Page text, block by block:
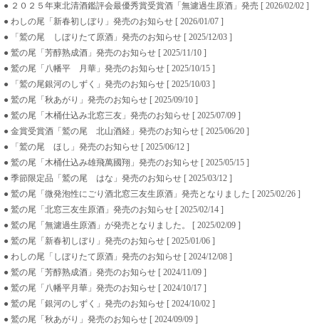
● ２０２５年東北清酒鑑評会最優秀賞受賞酒「無濾過生原酒」発売 [ 2026/02/02 ]
● わしの尾「新春初しぼり」発売のお知らせ [ 2026/01/07 ]
● 「鷲の尾 しぼりたて原酒」発売のお知らせ [ 2025/12/03 ]
● 鷲の尾「芳醇熟成酒」発売のお知らせ [ 2025/11/10 ]
● 鷲の尾「八幡平 月華」発売のお知らせ [ 2025/10/15 ]
● 「鷲の尾銀河のしずく」発売のお知らせ [ 2025/10/03 ]
● 鷲の尾「秋あがり」発売のお知らせ [ 2025/09/10 ]
● 鷲の尾「木桶仕込み北窓三友」発売のお知らせ [ 2025/07/09 ]
● 金賞受賞酒「鷲の尾 北山酒経」発売のお知らせ [ 2025/06/20 ]
● 「鷲の尾 ほし」発売のお知らせ [ 2025/06/12 ]
● 鷲の尾「木桶仕込み雄飛萬國翔」発売のお知らせ [ 2025/05/15 ]
● 季節限定品「鷲の尾 はな」発売のお知らせ [ 2025/03/12 ]
● 鷲の尾「微発泡性にごり酒北窓三友生原酒」発売となりました [ 2025/02/26 ]
● 鷲の尾「北窓三友生原酒」発売のお知らせ [ 2025/02/14 ]
● 鷲の尾「無濾過生原酒」が発売となりました。 [ 2025/02/09 ]
● 鷲の尾「新春初しぼり」発売のお知らせ [ 2025/01/06 ]
● わしの尾「しぼりたて原酒」発売のお知らせ [ 2024/12/08 ]
● 鷲の尾「芳醇熟成酒」発売のお知らせ [ 2024/11/09 ]
● 鷲の尾「八幡平月華」発売のお知らせ [ 2024/10/17 ]
● 鷲の尾「銀河のしずく」発売のお知らせ [ 2024/10/02 ]
● 鷲の尾「秋あがり」発売のお知らせ [ 2024/09/09 ]